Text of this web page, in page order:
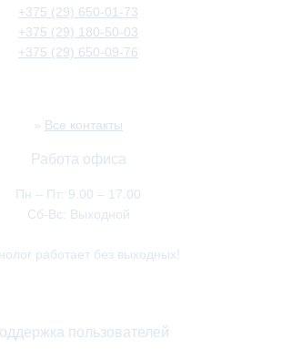
+375 (29) 650-01-73
+375 (29) 180-50-03
+375 (29) 650-09-76
» Все контакты
Работа офиса
Пн – Пт: 9.00 – 17.00
Сб-Вс: Выходной
работает без выходных!
пользователей